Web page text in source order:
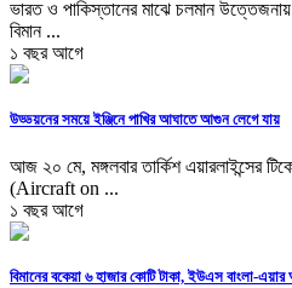
ভারত ও পাকিস্তানের মাঝে চলমান
বিমান ...
১ বছর আগে
উড্ডয়নের সময়ে ইঞ্জিনে পাখির আঘাতে আগুন লেগে যায়
আজ ২০ মে, মঙ্গলবার তার্কিশ এয়ারলাইন্সের
(Aircraft on ...
১ বছর আগে
বিমানের বকেয়া ৬ হাজার কোটি টাকা, ইউএস বাংলা-